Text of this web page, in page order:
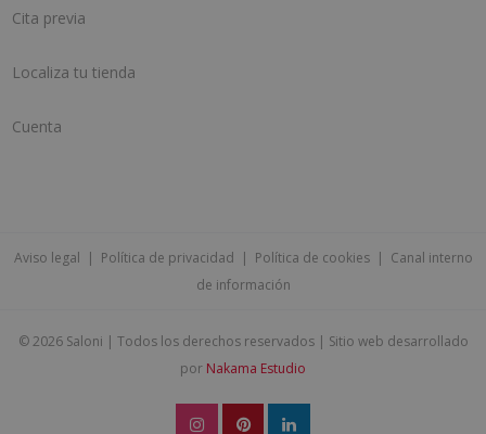
Cita previa
Localiza tu tienda
Cuenta
Aviso legal | Política de privacidad | Política de cookies| Canal interno
de información
©2026 Saloni | Todos los derechos reservados | Sitio web desarrollado
por Nakama Estudio